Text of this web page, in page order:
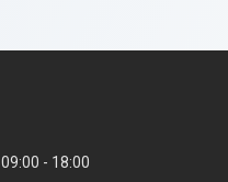
09:00
18:00